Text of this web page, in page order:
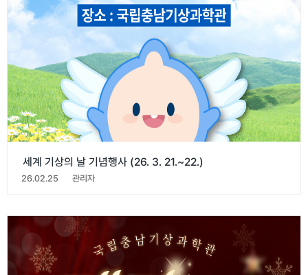
세계 기상의 날 기념행사 (26. 3. 21.~22.)
26.02.25 관리자